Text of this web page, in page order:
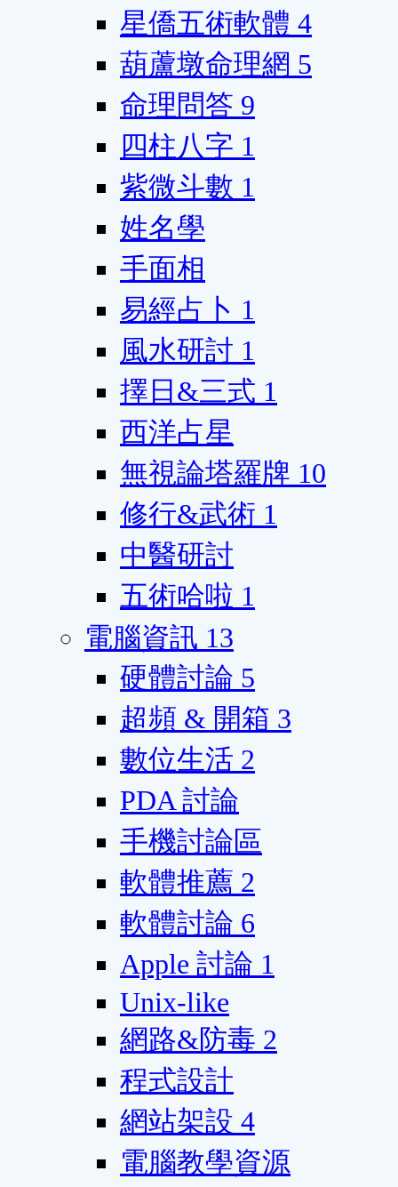
星僑五術軟體 4
葫蘆墩命理網 5
命理問答 9
四柱八字 1
紫微斗數 1
姓名學
手面相
易經占卜 1
風水研討 1
擇日&三式 1
西洋占星
無視論塔羅牌 10
修行&武術 1
中醫研討
五術哈啦 1
電腦資訊 13
硬體討論 5
超頻 & 開箱 3
數位生活 2
PDA 討論
手機討論區
軟體推薦 2
軟體討論 6
Apple 討論 1
Unix-like
網路&防毒 2
程式設計
網站架設 4
電腦教學資源